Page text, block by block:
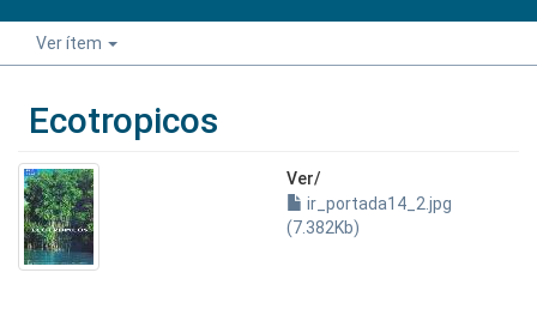
Ver ítem
Ecotropicos
Ver/
ir_portada14_2.jpg
(7.382Kb)